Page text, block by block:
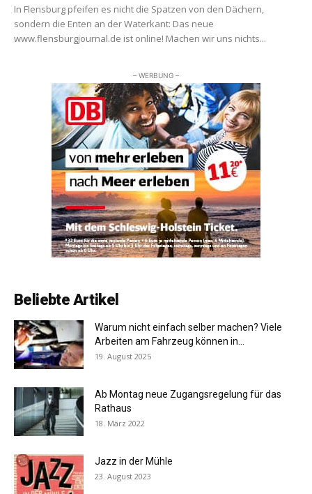
In Flensburg pfeifen es nicht die Spatzen von den Dächern,
sondern die Enten an der Waterkant: Das neue
www.flensburgjournal.de ist online! Machen wir uns nichts...
– WERBUNG –
Beliebte Artikel
Warum nicht einfach selber machen? Viele
Arbeiten am Fahrzeug können in...
19. August 2025
Ab Montag neue Zugangsregelung für das
Rathaus
18. März 2022
Jazz in der Mühle
23. August 2023